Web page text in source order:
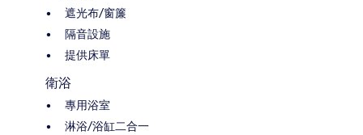
遮光布/窗簾
隔音設施
提供床單
衛浴
專用浴室
淋浴/浴缸二合一